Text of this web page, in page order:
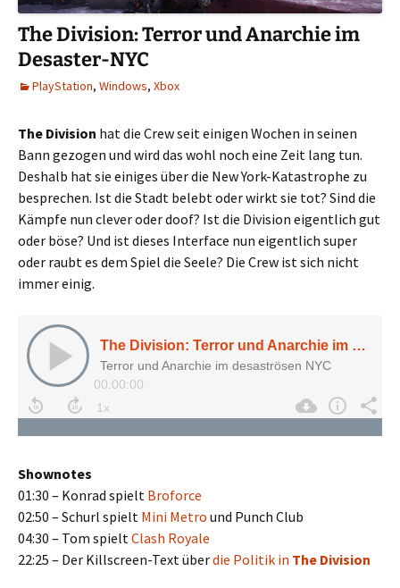
The Division: Terror und Anarchie im
Desaster-NYC
PlayStation, Windows, Xbox
The Division hat die Crew seit einigen Wochen in seinen
Bann gezogen und wird das wohl noch eine Zeit lang tun.
Deshalb hat sie einiges über die New York-Katastrophe zu
besprechen. Ist die Stadt belebt oder wirkt sie tot? Sind die
Kämpfe nun clever oder doof? Ist die Division eigentlich gut
oder böse? Und ist dieses Interface nun eigentlich super
oder raubt es dem Spiel die Seele? Die Crew ist sich nicht
immer einig.
Shownotes
01:30 – Konrad spielt Broforce
02:50 – Schurl spielt Mini Metro und Punch Club
04:30 – Tom spieltClash Royale
22:25 – Der Killscreen-Text überdie Politik in The Division